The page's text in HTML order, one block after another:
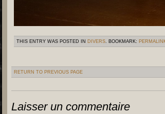
THIS ENTRY WAS POSTED IN DIVERS. BOOKMARK:
RETURN TO PREVIOUS PAGE
Laisser un commentaire